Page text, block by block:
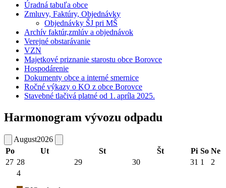
Úradná tabuľa obce
Zmluvy, Faktúry, Objednávky
Objednávky ŠJ pri MŠ
Archív faktúr,zmlúv a objednávok
Verejné obstarávanie
VZN
Majetkové priznanie starostu obce Borovce
Hospodárenie
Dokumenty obce a interné smernice
Ročné výkazy o KO z obce Borovce
Stavebné tlačivá platné od 1. apríla 2025.
Harmonogram vývozu odpadu
August2026
Po
Ut St Št Pi So Ne
27 28 29 30 31 1
2
4